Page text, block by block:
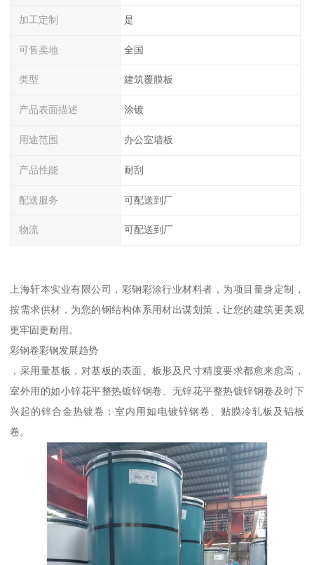
加工定制 是
可售卖地 全国
类型 建筑覆膜板
产品表面描述 涂镀
用途范围 办公室墙板
产品性能 耐刮
配送服务 可配送到厂
物流 可配送到厂
上海轩本实业有限公司，彩钢彩涂行业材料者，为项目量身定制，
按需求供材，为您的钢结构体系用材出谋划策，让您的建筑更美观
更牢固更耐用。
彩钢卷彩钢发展趋势
，采用量基板，对基板的表面、板形及尺寸精度要求都愈来愈高，
室外用的如小锌花平整热镀锌钢卷、无锌花平整热镀锌钢卷及时下
兴起的锌合金热镀卷；室内用如电镀锌钢卷、贴膜冷轧板及铝板
卷。